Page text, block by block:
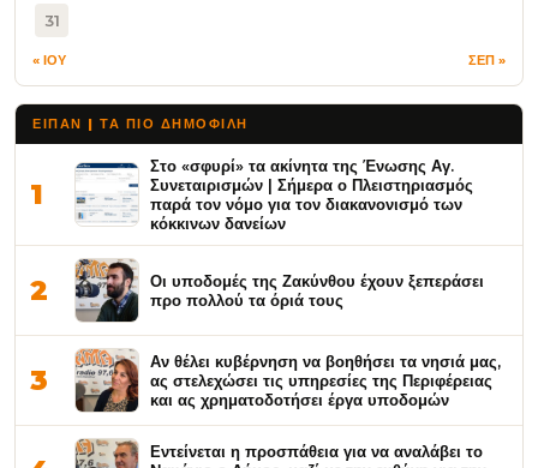
31
« ΙΟΥ ΣΕΠ »
ΕΙΠΑΝ | ΤΑ ΠΙΟ ΔΗΜΟΦΙΛΉ
1
Στο «σφυρί» τα ακίνητα της Ένωσης Αγ.
Συνεταιρισμών | Σήμερα ο Πλειστηριασμός
παρά τον νόμο για τον διακανονισμό των
κόκκινων δανείων
2
Οι υποδομές της Ζακύνθου έχουν ξεπεράσει
προ πολλού τα όριά τους
3
Αν θέλει κυβέρνηση να βοηθήσει τα νησιά μας,
ας στελεχώσει τις υπηρεσίες της Περιφέρειας
και ας χρηματοδοτήσει έργα υποδομών
Εντείνεται η προσπάθεια για να αναλάβει το